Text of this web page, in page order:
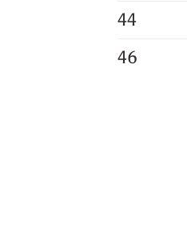
44
46